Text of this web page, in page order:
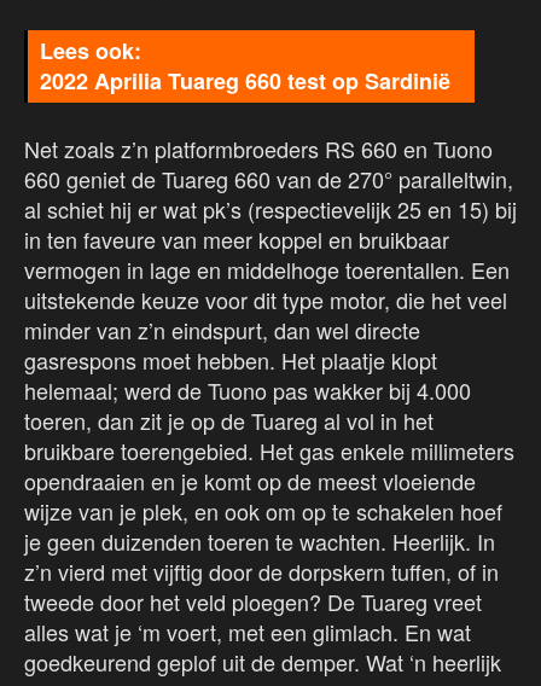
2022 Aprilia Tuareg 660 test op Sardinië
Net zoals z’n platformbroeders RS 660 en Tuono
660 geniet de Tuareg 660 van de 270° paralleltwin,
al schiet hij er wat pk’s (respectievelijk 25 en 15) bij
in ten faveure van meer koppel en bruikbaar
vermogen in lage en middelhoge toerentallen. Een
uitstekende keuze voor dit type motor, die het veel
minder van z’n eindspurt, dan wel directe
gasrespons moet hebben. Het plaatje klopt
helemaal; werd de Tuono pas wakker bij 4.000
toeren, dan zit je op de Tuareg al vol in het
bruikbare toerengebied. Het gas enkele millimeters
opendraaien en je komt op de meest vloeiende
wijze van je plek, en ook om op te schakelen hoef
je geen duizenden toeren te wachten. Heerlijk. In
z’n vierd met vijftig door de dorpskern tuffen, of in
tweede door het veld ploegen? De Tuareg vreet
alles wat je ‘m voert, met een glimlach. En wat
goedkeurend geplof uit de demper. Wat ‘n heerlijk